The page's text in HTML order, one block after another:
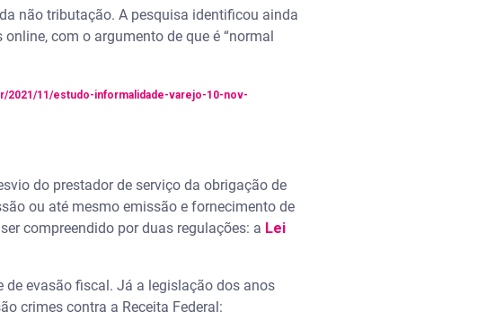
não tributação. A pesquisa identificou ainda
com o argumento de que é “normal
2021/11/estudo-informalidade-varejo-10-nov-
do prestador de serviço da obrigação de
ou até mesmo emissão e fornecimento de
compreendido por duas regulações: a Lei
evasão fiscal. Já a legislação dos anos
crimes contra a Receita Federal: